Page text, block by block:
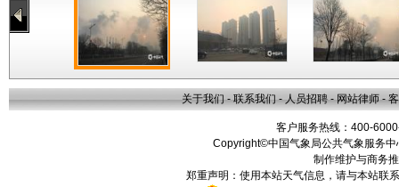
关于我们 - 联系我们 - 人员招聘 - 网站律师 -
客户服务热线：400-
Copyright©中国气象局公共气象服务
制作维护与商务
郑重声明：使用本站天气信息，请与本站联